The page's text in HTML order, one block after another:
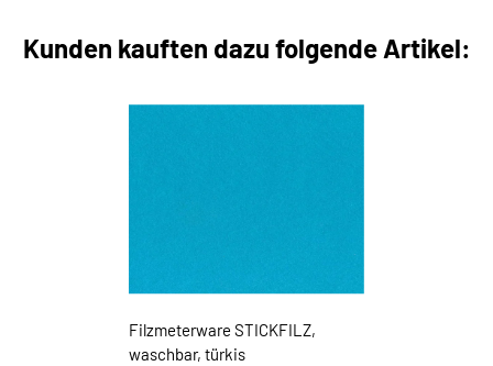
Kunden kauften dazu folgende Artikel:
Filzmeterware STICKFILZ,
waschbar, türkis